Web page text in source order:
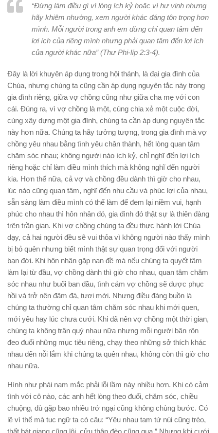
“Đừng làm điều gì vì lòng ích kỷ hoặc vì hư vinh nhưng
hãy khiêm nhường, xem người khác đáng tôn trọng hơn
mình. Mỗi người trong anh em đừng chỉ quan tâm đến
lợi ích của riêng mình nhưng phải quan tâm đến lợi ích
của người khác nữa” (Thư Phi-líp 2:3-4).
Đây là lời khuyên áp dụng trong hội thánh, là đại gia đình của
Chúa, nhưng chúng ta cũng cần áp dụng nguyên tắc này trong
gia đình riêng, giữa vợ chồng cũng như giữa cha mẹ với con
cái. Đúng ra, vì vợ chồng là một, cùng chia xẻ một cuộc đời,
cùng xây dựng một gia đình, chúng ta cần áp dụng nguyên tắc
này hơn nữa. Chúng ta hãy tưởng tượng, trong gia đình mà vợ
chồng yêu nhau bằng tình yêu chân thành, hết lòng quan tâm
chăm sóc nhau; không người nào ích kỷ, chỉ nghĩ đến lợi ích
riêng hoặc chỉ làm điều mình thích mà không nghĩ đến người
kia. Hơn thế nữa, cả vợ và chồng đều dành thì giờ cho nhau,
lúc nào cũng quan tâm, nghĩ đến nhu cầu và phúc lợi của nhau,
sẵn sàng làm điều mình có thể làm để đem lại niềm vui, hạnh
phúc cho nhau thì hôn nhân đó, gia đình đó thật sự là thiên đàng
trên trần gian. Khi vợ chồng chúng ta đều thực hành lời Chúa
dạy, cả hai người đều sẽ vui thỏa vì không người nào thấy mình
bị bỏ quên nhưng biết mình thật sự quan trọng đối với người
bạn đời. Khi hôn nhân gặp nan đề mà nếu chúng ta quyết tâm
làm lại từ đầu, vợ chồng dành thì giờ cho nhau, quan tâm chăm
sóc nhau như buổi ban đầu, tình cảm vợ chồng sẽ được phục
hồi và trở nên đậm đà, tươi mới. Nhưng điều đáng buồn là
chúng ta thường chỉ quan tâm chăm sóc nhau khi mới quen,
mới yêu hay lúc chưa cưới. Khi đã nên vợ chồng một thời gian,
chúng ta không trân quý nhau nữa nhưng mỗi người bận rộn
đeo đuổi những mục tiêu riêng, chạy theo những sở thích khác
nhau đến nỗi lắm khi chúng ta quên nhau, không còn thì giờ cho
nhau nữa.
Hình như phái nam mắc phải lỗi lầm này nhiều hơn. Khi có cảm
tình với cô nào, các anh hết lòng theo đuổi, chăm sóc, chiều
chuộng, dù gặp bao nhiêu trở ngại cũng không chùng bước. Có
lẽ vì thế mà tục ngữ ta có câu: “Yêu nhau tam tứ núi cũng trèo,
thất bát giang cũng lội, cửu thập đèo cũng qua.” Nhưng khi cưới